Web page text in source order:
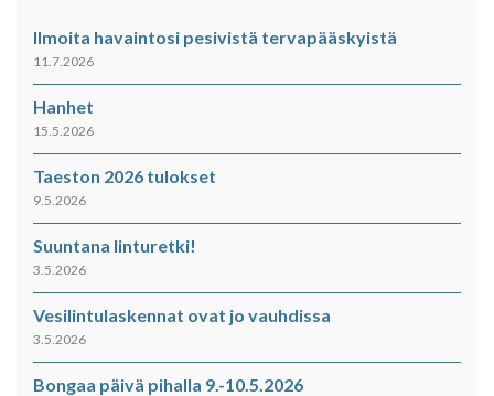
Ilmoita havaintosi pesivistä tervapääskyistä
11.7.2026
Hanhet
15.5.2026
Taeston 2026 tulokset
9.5.2026
Suuntana linturetki!
3.5.2026
Vesilintulaskennat ovat jo vauhdissa
3.5.2026
Bongaa päivä pihalla 9.-10.5.2026